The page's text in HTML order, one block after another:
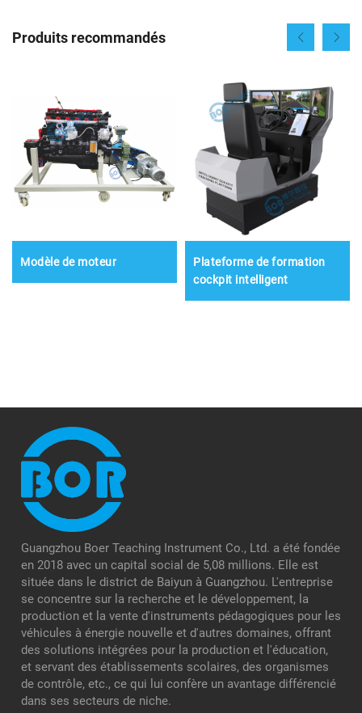
Produits recommandés
Modèle de moteur
Plateforme de formation
cockpit intelligent
Guangzhou Boer Teaching Instrument Co., Ltd. a été fondée
en 2018 avec un capital social de 5,08 millions. Elle est
située dans le district de Baiyun à Guangzhou. L'entreprise
se concentre sur la recherche et le développement, la
production et la vente d'instruments pédagogiques pour les
véhicules à énergie nouvelle et d'autres domaines, offrant
des solutions intégrées pour la production et l'éducation,
et servant des établissements scolaires, des organismes
de contrôle, etc., ce qui lui confère un avantage différencié
dans ses secteurs de niche.